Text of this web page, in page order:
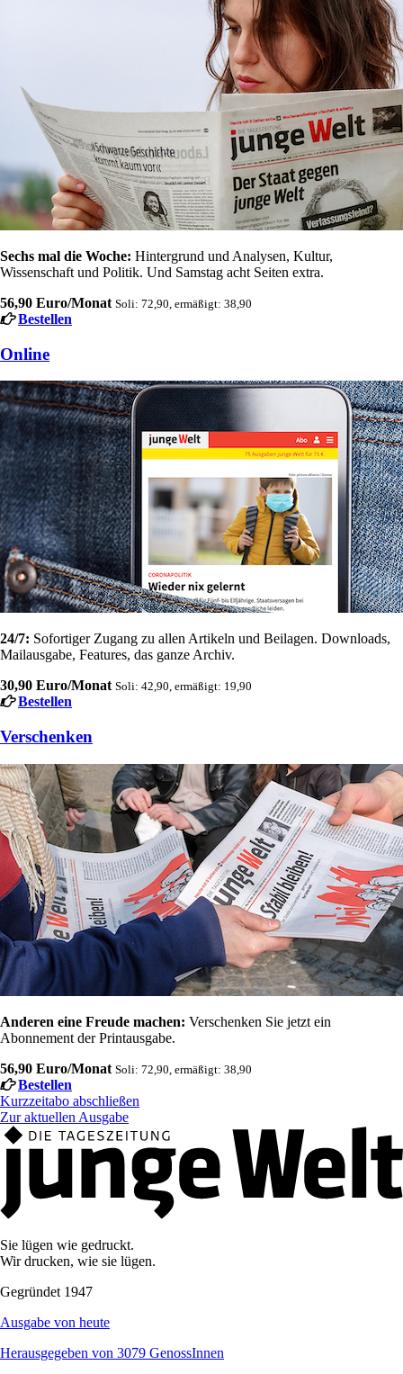
Sechs mal die Woche: Hintergrund und Analysen, Kultur,
Wissenschaft und Politik. Und Samstag acht Seiten extra.
56,90 Euro/Monat Soli: 72,90, ermäßigt: 38,90
Bestellen
Online
24/7: Sofortiger Zugang zu allen Artikeln und Beilagen. Downloads,
Mailausgabe, Features, das ganze Archiv.
30,90 Euro/Monat Soli: 42,90, ermäßigt: 19,90
Bestellen
Verschenken
Anderen eine Freude machen: Verschenken Sie jetzt ein
Abonnement der Printausgabe.
56,90 Euro/Monat Soli: 72,90, ermäßigt: 38,90
Bestellen
Kurzzeitabo abschließen
Zur aktuellen Ausgabe
Sie lügen wie gedruckt.
Wir drucken, wie sie lügen.
Gegründet 1947
Ausgabe von heute
Herausgegeben von 3079 GenossInnen